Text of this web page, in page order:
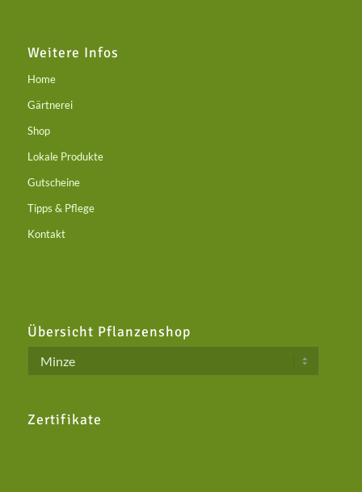
Weitere Infos
Home
Gärtnerei
Shop
Lokale Produkte
Gutscheine
Tipps & Pflege
Kontakt
Übersicht Pflanzenshop
Zertifikate